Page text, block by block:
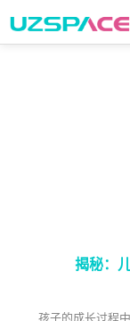
揭秘：
孩子的成长过程中